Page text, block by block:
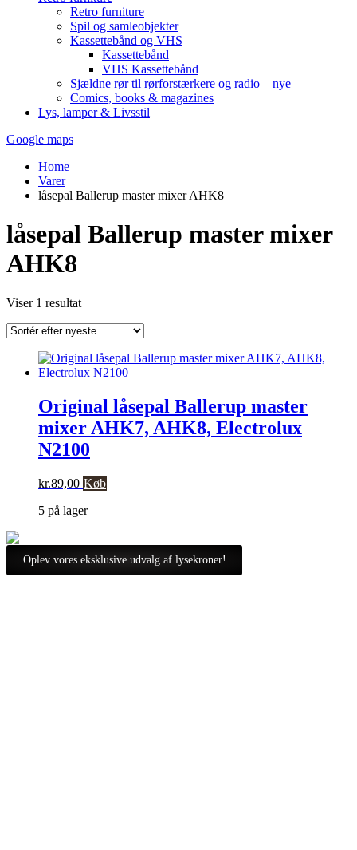
Retro furniture
Spil og samleobjekter
Kassettebånd og VHS
Kassettebånd
VHS Kassettebånd
Sjældne rør til rørforstærkere og radio – nye
Comics, books & magazines
Lys, lamper & Livsstil
Google maps
Home
Varer
låsepal Ballerup master mixer AHK8
låsepal Ballerup master mixer
AHK8
Viser 1 resultat
Original låsepal Ballerup master
mixer AHK7, AHK8, Electrolux
N2100
kr.89,00 Køb
5 på lager
Oplev vores eksklusive udvalg af lysekroner!